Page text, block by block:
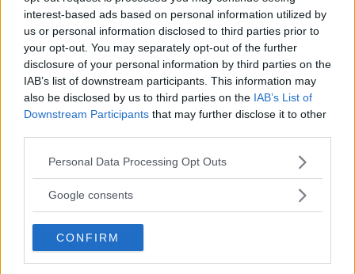
interest-based ads based on personal information utilized by
us or personal information disclosed to third parties prior to
your opt-out. You may separately opt-out of the further
disclosure of your personal information by third parties on the
IAB’s list of downstream participants. This information may
also be disclosed by us to third parties on the IAB’s List of
Downstream Participants that may further disclose it to other
Please note that this website/app uses one or more Google
not limited to your visit or usage behaviour. You may click to
use your data for below specified purposes in below Google
consent section.
Personal Data Processing Opt Outs
Google consents
CONFIRM
färdades på […]
Publicerad 08:58, 4 augusti 2026
När onlinecasino blir en del av
den digitala vardagen i södra
Stockholm
EXTERN PARTNER. Södra Stockholm är en
del av […]